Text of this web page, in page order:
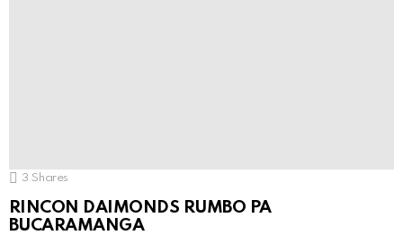
3 Shares
RINCON DAIMONDS RUMBO PA
BUCARAMANGA